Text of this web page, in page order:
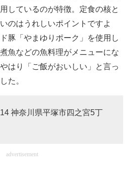
の話題
しているのが特徴。定食の核と
のはうれしいポイントですよ
豚「やまゆりポーク」を使用し
魚などの魚料理がメニューにな
はり「ご飯がおいしい」と言っ
た。
神奈川県平塚市四之宮5丁
advertisement